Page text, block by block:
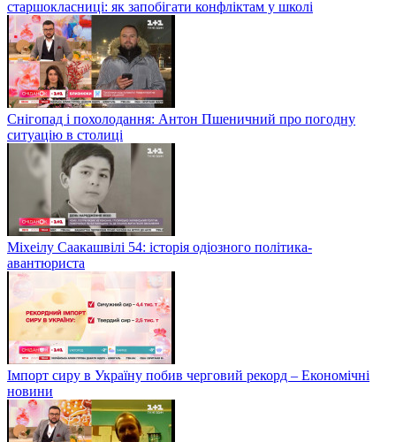
старшокласниці: як запобігати конфліктам у школі
Снігопад і похолодання: Антон Пшеничний про погодну
ситуацію в столиці
Міхеілу Саакашвілі 54: історія одіозного політика-
авантюриста
Імпорт сиру в Україну побив черговий рекорд – Економічні
новини